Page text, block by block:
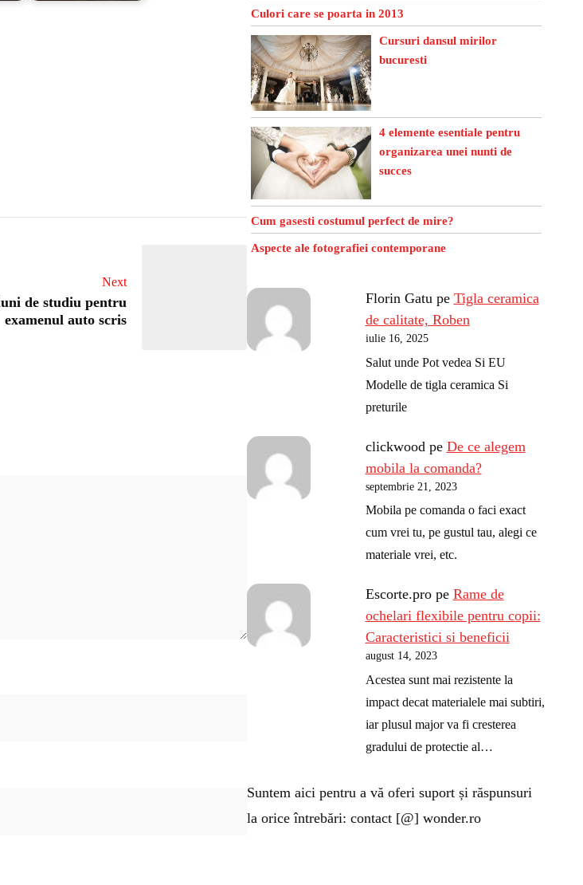
Next
de studiu pentru
examenul auto scris
Culori care se poarta in 2013
Cursuri dansul mirilor
bucuresti
4 elemente esentiale pentru
organizarea unei nunti de
succes
Cum gasesti costumul perfect de mire?
Aspecte ale fotografiei contemporane
Florin Gatu pe Tigla ceramica
de calitate, Roben
iulie 16, 2025
Salut unde Pot vedea Si EU
Modelle de tigla ceramica Si
preturile
clickwood pe De ce alegem
mobila la comanda?
septembrie 21, 2023
Mobila pe comanda o faci exact
cum vrei tu, pe gustul tau, alegi ce
materiale vrei, etc.
Escorte.prope Rame de
ochelari flexibile pentru copii:
Caracteristici si beneficii
august 14, 2023
Acestea sunt mai rezistente la
impact decat materialele mai subtiri,
iar plusul major va fi cresterea
gradului de protectie al…
Suntem aici pentru a vă oferi suport și răspunsuri
la orice întrebări: contact [@] wonder.ro